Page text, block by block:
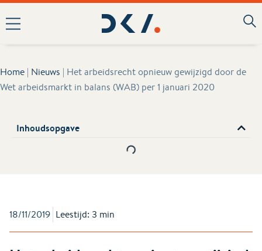
Home | Nieuws | Het arbeidsrecht opnieuw gewijzigd door de
Wet arbeidsmarkt in balans (WAB) per 1 januari 2020
Inhoudsopgave
18/11/2019 Leestijd: 3 min